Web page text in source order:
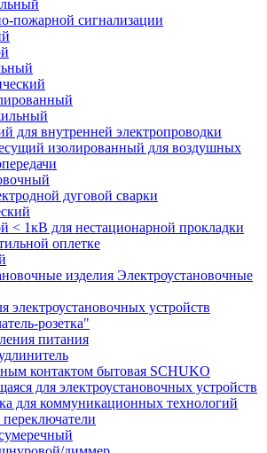
пожарной сигнализации
для внутренней электропроводки
изолированный для воздушных
дуговой сварки
< 1кВ для нестационарной прокладки
оплетке
Электроустановочные
электроустановочных устройств
розетка"
питания
контактом бытовая SCHUKO
для электроустановочных устройств
для коммуникационных технологий